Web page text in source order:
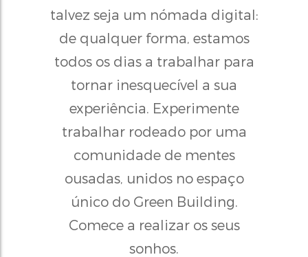
talvez seja um nómada digital:
de qualquer forma, estamos
todos os dias a trabalhar para
tornar inesquecível a sua
experiência. Experimente
trabalhar rodeado por uma
comunidade de mentes
ousadas, unidos no espaço
único do Green Building.
Comece a realizar os seus
sonhos.